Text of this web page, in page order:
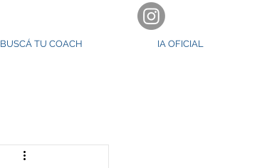
BUSCÁ TU COACH IA OFICIAL